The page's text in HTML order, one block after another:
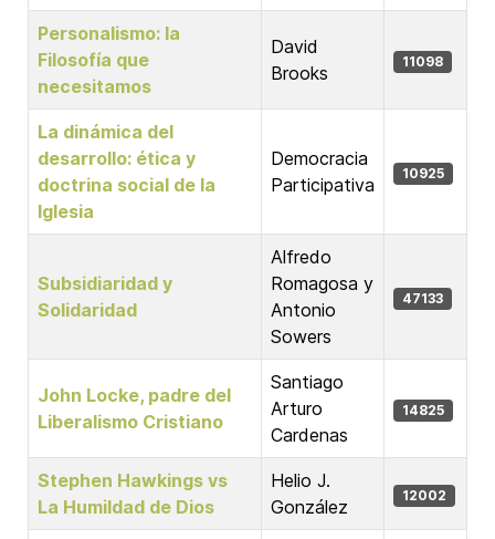
Personalismo: la
Filosofía que
necesitamos
David
Brooks
11098
La dinámica del
desarrollo: ética y
doctrina social de la
Iglesia
Democracia
Participativa
10925
Subsidiaridad y
Solidaridad
Alfredo
Romagosa y
Antonio
Sowers
47133
John Locke, padre del
Liberalismo Cristiano
Santiago
Arturo
Cardenas
14825
Stephen Hawkings vs
La Humildad de Dios
Helio J.
González
12002